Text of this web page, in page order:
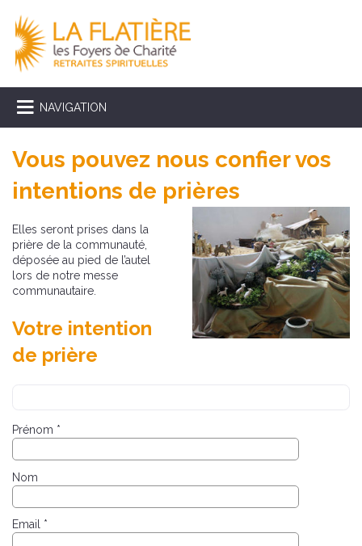
NAVIGATION
Vous pouvez nous confier vos
intentions de prières
Elles seront prises dans la
prière de la communauté,
déposée au pied de l’autel
lors de notre messe
communautaire.
Votre intention
de prière
Prénom *
Nom
Email *